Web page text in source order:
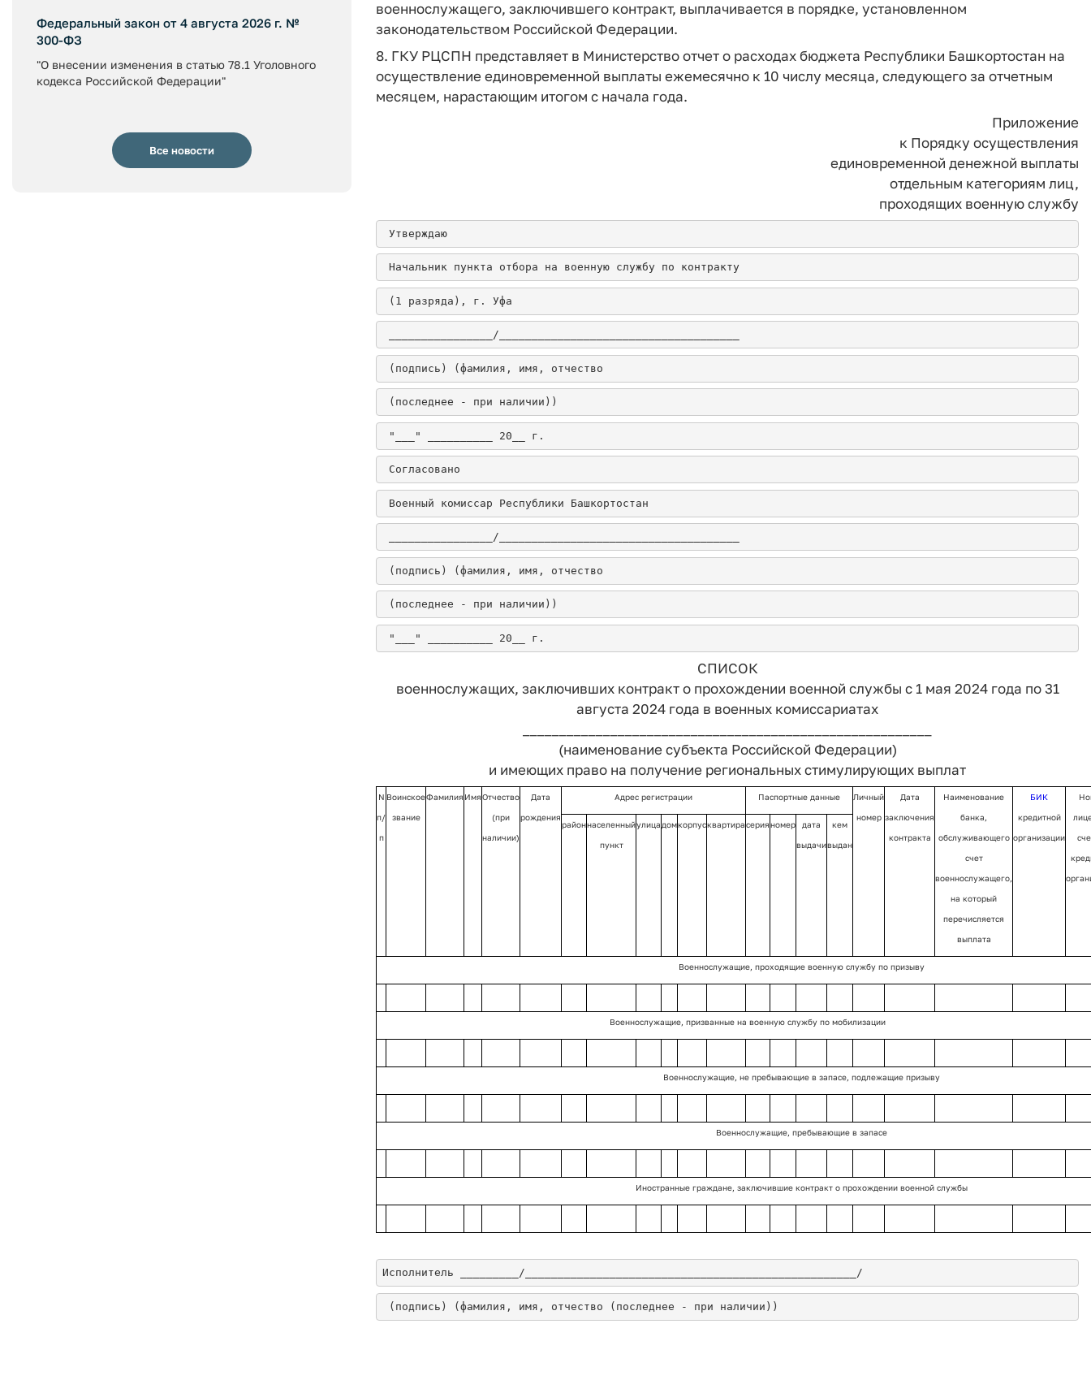
Федеральный закон от 4 августа 2026 г. №
300-ФЗ
"О внесении изменения в статью 78.1 Уголовного
кодекса Российской Федерации"
Все новости
военнослужащего, заключившего контракт, выплачивается в порядке, установленном
законодательством Российской Федерации.
8. ГКУ РЦСПН представляет в Министерство отчет о расходах бюджета Республики Башкортостан на
осуществление единовременной выплаты ежемесячно к 10 числу месяца, следующего за отчетным
месяцем, нарастающим итогом с начала года.
Приложение
к Порядку осуществления
единовременной денежной выплаты
отдельным категориям лиц,
проходящих военную службу
Утверждаю
Начальник пункта отбора на военную службу по контракту
(1 разряда), г. Уфа
________________/_____________________________________
(подпись) (фамилия, имя, отчество
(последнее - при наличии))
"___" __________ 20__ г.
Согласовано
Военный комиссар Республики Башкортостан
________________/_____________________________________
(подпись) (фамилия, имя, отчество
(последнее - при наличии))
"___" __________ 20__ г.
СПИСОК
военнослужащих, заключивших контракт о прохождении военной службы с 1 мая 2024 года по 31
августа 2024 года в военных комиссариатах
(наименование субъекта Российской Федерации)
и имеющих право на получение региональных стимулирующих выплат
N
п/
п
Воинское
звание
Фамилия ИмяОтчество
(при
наличии)
Дата
рождения
Адрес регистрации Паспортные данные Личный
номер
Дата
заключения
контракта
Наименование
банка,
обслуживающего
счет
военнослужащего,
на который
перечисляется
выплата
БИК
кредитной
организации
районнаселенный
пункт
улица домкорпусквартирасерияномер дата
выдачи
кем
выдан
Военнослужащие, проходящие военную службу по призыву
Военнослужащие, призванные на военную службу по мобилизации
Военнослужащие, не пребывающие в запасе, подлежащие призыву
Военнослужащие, пребывающие в запасе
Иностранные граждане, заключившие контракт о прохождении военной службы
Исполнитель _________/___________________________________________________/
(подпись) (фамилия, имя, отчество (последнее - при наличии))